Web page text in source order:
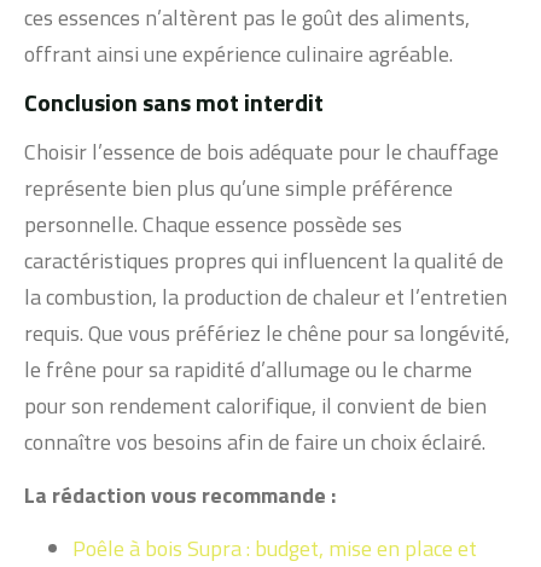
ces essences n’altèrent pas le goût des aliments,
offrant ainsi une expérience culinaire agréable.
Conclusion sans mot interdit
Choisir l’essence de bois adéquate pour le chauffage
représente bien plus qu’une simple préférence
personnelle. Chaque essence possède ses
caractéristiques propres qui influencent la qualité de
la combustion, la production de chaleur et l’entretien
requis. Que vous préfériez le chêne pour sa longévité,
le frêne pour sa rapidité d’allumage ou le charme
pour son rendement calorifique, il convient de bien
connaître vos besoins afin de faire un choix éclairé.
La rédaction vous recommande :
Poêle à bois Supra : budget, mise en place et